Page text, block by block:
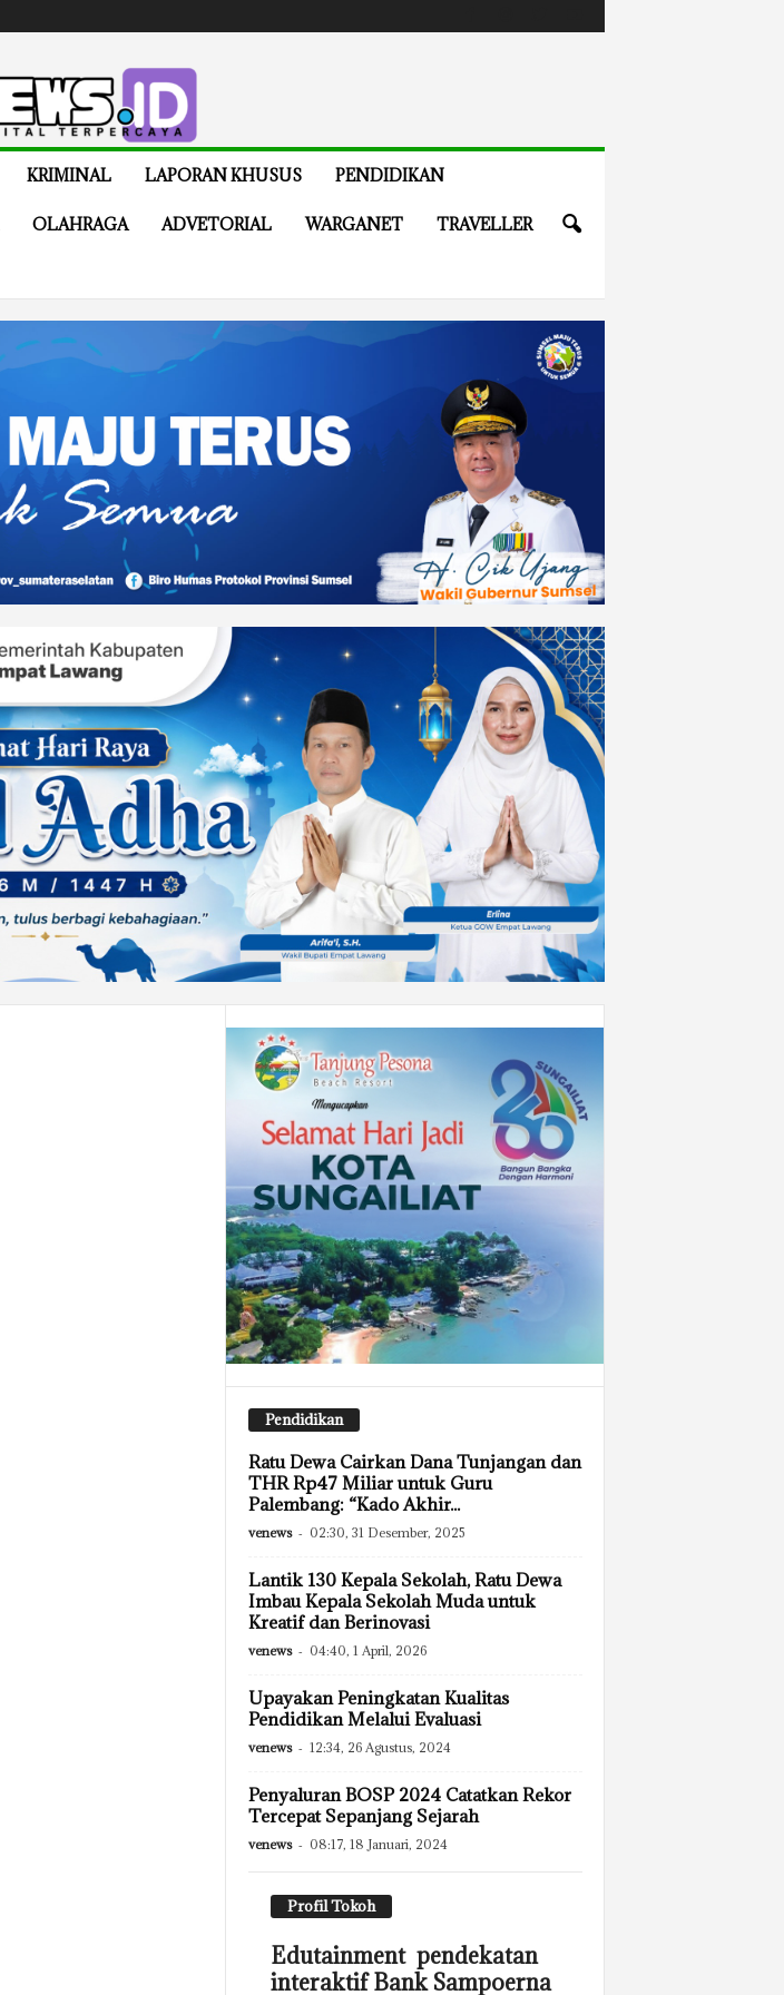
KRIMINAL LAPORAN KHUSUS PENDIDIKAN
OLAHRAGA ADVETORIAL WARGANET TRAVELLER
Pendidikan
Ratu Dewa Cairkan Dana Tunjangan dan
THR Rp47 Miliar untuk Guru
Palembang: “Kado Akhir...
venews - 02:30, 31 Desember, 2025
Lantik 130 Kepala Sekolah, Ratu Dewa
Imbau Kepala Sekolah Muda untuk
Kreatif dan Berinovasi
venews - 04:40, 1 April, 2026
Upayakan Peningkatan Kualitas
Pendidikan Melalui Evaluasi
venews - 12:34, 26 Agustus, 2024
Penyaluran BOSP 2024 Catatkan Rekor
Tercepat Sepanjang Sejarah
venews - 08:17, 18 Januari, 2024
Profil Tokoh
Edutainment pendekatan
interaktif Bank Sampoerna